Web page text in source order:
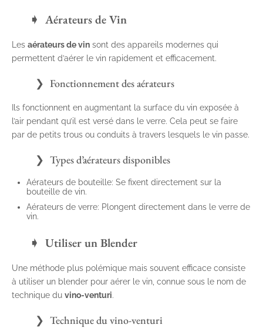
Aérateurs de Vin
Les aérateurs de vin sont des appareils modernes qui
permettent d’aérer le vin rapidement et efficacement.
Fonctionnement des aérateurs
Ils fonctionnent en augmentant la surface du vin exposée à
l’air pendant qu’il est versé dans le verre. Cela peut se faire
par de petits trous ou conduits à travers lesquels le vin passe.
Types d’aérateurs disponibles
Aérateurs de bouteille: Se fixent directement sur la
bouteille de vin.
Aérateurs de verre: Plongent directement dans le verre de
vin.
Utiliser un Blender
Une méthode plus polémique mais souvent efficace consiste
à utiliser un blender pour aérer le vin, connue sous le nom de
technique du vino-venturi.
Technique du vino-venturi